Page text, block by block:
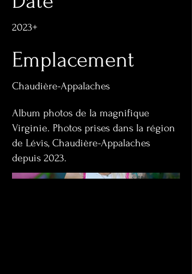
2023+
Emplacement
Chaudière-Appalaches
Album photos de la magnifique
Virginie. Photos prises dans la région
de Lévis, Chaudière-Appalaches
depuis 2023.